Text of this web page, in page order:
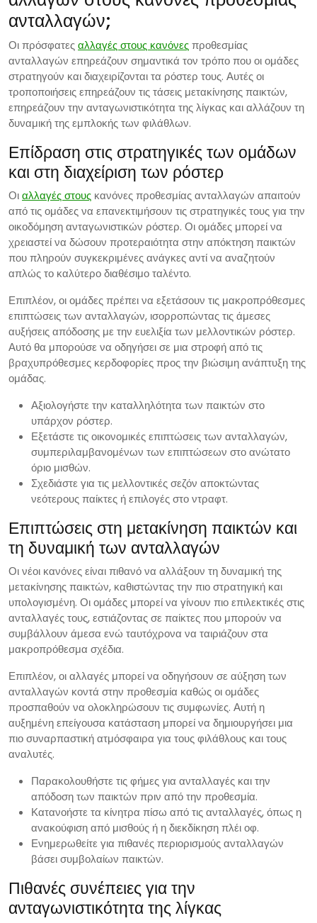
ανταλλαγών;
Οι πρόσφατεςαλλαγές στους κανόνεςπροθεσμίας
ανταλλαγών επηρεάζουν σημαντικά τον τρόπο που οι ομάδες
στρατηγούν και διαχειρίζονται τα ρόστερ τους. Αυτές οι
τροποποιήσεις επηρεάζουν τις τάσεις μετακίνησης παικτών,
επηρεάζουν την ανταγωνιστικότητα της λίγκας και αλλάζουν τη
δυναμική της εμπλοκής των φιλάθλων.
Επίδραση στις στρατηγικές των ομάδων
και στη διαχείριση των ρόστερ
Οιαλλαγές στους κανόνες προθεσμίας ανταλλαγών απαιτούν
από τις ομάδες να επανεκτιμήσουν τις στρατηγικές τους για την
οικοδόμηση ανταγωνιστικών ρόστερ. Οι ομάδες μπορεί να
χρειαστεί να δώσουν προτεραιότητα στην απόκτηση παικτών
που πληρούν συγκεκριμένες ανάγκες αντί να αναζητούν
απλώς το καλύτερο διαθέσιμο ταλέντο.
Επιπλέον, οι ομάδες πρέπει να εξετάσουν τις μακροπρόθεσμες
επιπτώσεις των ανταλλαγών, ισορροπώντας τις άμεσες
αυξήσεις απόδοσης με την ευελιξία των μελλοντικών ρόστερ.
Αυτό θα μπορούσε να οδηγήσει σε μια στροφή από τις
βραχυπρόθεσμες κερδοφορίες προς την βιώσιμη ανάπτυξη της
ομάδας.
Αξιολογήστε την καταλληλότητα των παικτών στο
υπάρχον ρόστερ.
Εξετάστε τις οικονομικές επιπτώσεις των ανταλλαγών,
συμπεριλαμβανομένων των επιπτώσεων στο ανώτατο
όριο μισθών.
Σχεδιάστε για τις μελλοντικές σεζόν αποκτώντας
νεότερους παίκτες ή επιλογές στο ντραφτ.
Επιπτώσεις στη μετακίνηση παικτών και
τη δυναμική των ανταλλαγών
Οι νέοι κανόνες είναι πιθανό να αλλάξουν τη δυναμική της
μετακίνησης παικτών, καθιστώντας την πιο στρατηγική και
υπολογισμένη. Οι ομάδες μπορεί να γίνουν πιο επιλεκτικές στις
ανταλλαγές τους, εστιάζοντας σε παίκτες που μπορούν να
συμβάλλουν άμεσα ενώ ταυτόχρονα να ταιριάζουν στα
μακροπρόθεσμα σχέδια.
Επιπλέον, οι αλλαγές μπορεί να οδηγήσουν σε αύξηση των
ανταλλαγών κοντά στην προθεσμία καθώς οι ομάδες
προσπαθούν να ολοκληρώσουν τις συμφωνίες. Αυτή η
αυξημένη επείγουσα κατάσταση μπορεί να δημιουργήσει μια
πιο συναρπαστική ατμόσφαιρα για τους φιλάθλους και τους
αναλυτές.
Παρακολουθήστε τις φήμες για ανταλλαγές και την
απόδοση των παικτών πριν από την προθεσμία.
Κατανοήστε τα κίνητρα πίσω από τις ανταλλαγές, όπως η
ανακούφιση από μισθούς ή η διεκδίκηση πλέι οφ.
Ενημερωθείτε για πιθανές περιορισμούς ανταλλαγών
βάσει συμβολαίων παικτών.
Πιθανές συνέπειες για την
ανταγωνιστικότητα της λίγκας